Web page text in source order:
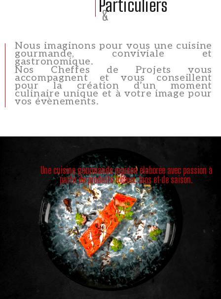
&
Nous imaginons pour vous une cuisine
gourmande, conviviale et
gastronomique.
Nos Cheffes de Projets vous
accompagnent et vous conseillent
pour la création d’un moment
culinaire unique et à votre image pour
vos évènements.
Particuliers
Une cuisine gourmande maison élaborée avec passion à
partir de produits locaux, bios et de saison.